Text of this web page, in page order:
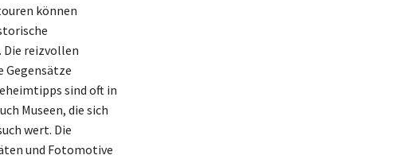
können
Die reizvollen
Gegensätze
sind oft in
Museen, die sich
wert. Die
und Fotomotive